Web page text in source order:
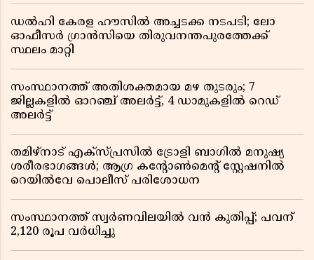
ഡൽഹി കേരള ഹൗസിൽ അച്ചടക്ക നടപടി; ലോ
ഓഫീസർ ഗ്രാൻസിയെ തിരുവനന്തപുരത്തേക്ക്
സ്ഥലം മാറ്റി
സംസ്ഥാനത്ത് അതിശക്തമായ മഴ തുടരും; 7
ജില്ലകളിൽ ഓറഞ്ച് അലർട്ട്, 4 ഡാമുകളിൽ റെഡ്
അലർട്ട്
തമിഴ്‌നാട് എക്സ്പ്രസിൽ ട്രോളി ബാഗിൽ മനുഷ്യ
ശരീരഭാഗങ്ങൾ; ആഗ്ര കൻ്റോൺമെൻ്റ് സ്റ്റേഷനിൽ
റെയിൽവേ പൊലീസ് പരിശോധന
സംസ്ഥാനത്ത് സ്വര്‍ണവിലയില്‍ വന്‍ കുതിപ്പ്; പവന്
2,120 രൂപ വര്‍ധിച്ചു